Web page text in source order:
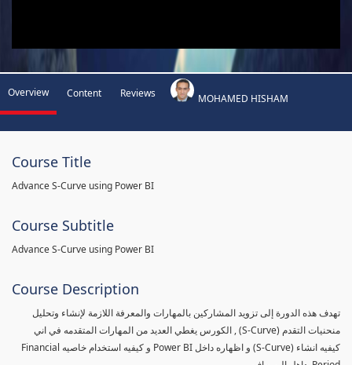
Overview Content Reviews MOHAMED HISHAM
Course Title
Advance S-Curve using Power BI
Course Subtitle
Advance S-Curve using Power BI
Course Description
تهدف هذه الدورة إلى تزويد المشاركين بالمهارات والمعرفة اللازمة لإنشاء وتحليل
منحنيات التقدم (S-Curve) , الكورس يغطي العديد من المهارات المتقدمه في اني
كيفيه انشاء (S-Curve) و اظهاره داخل Power BI و كيفيه استخدام خاصيه Financial